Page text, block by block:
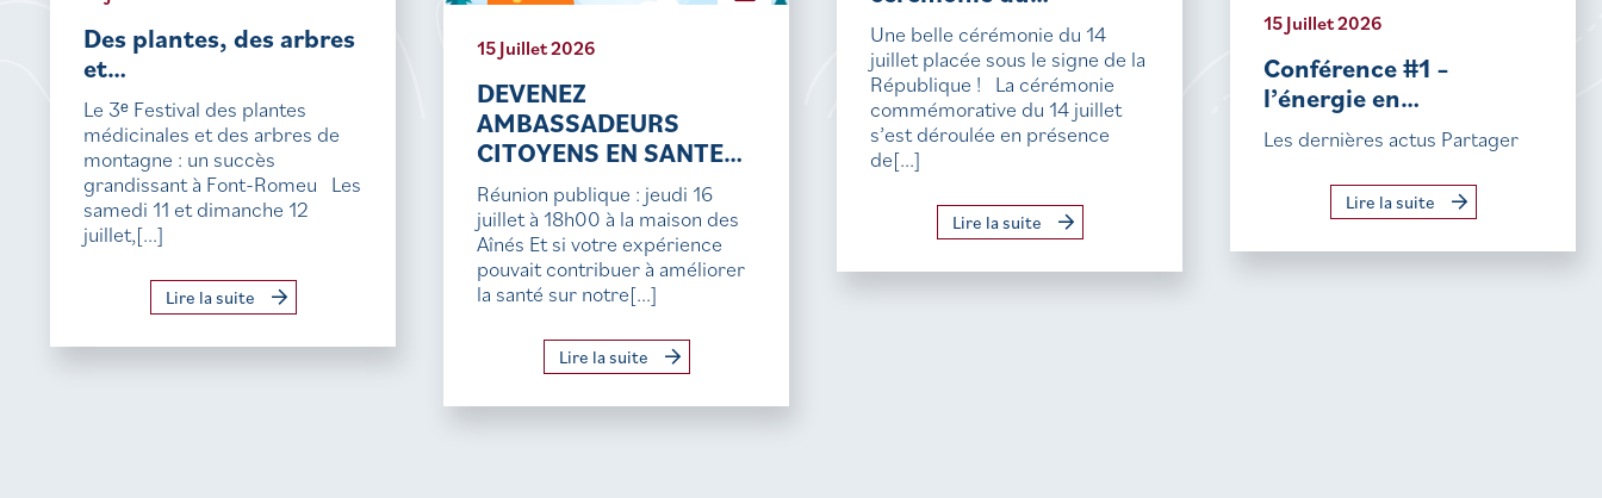
Une belle cérémonie du 14
juillet placée sous le signe de la
République ! La cérémonie
commémorative du 14 juillet
s’est déroulée en présence
de[...]
Lire la suite
Des plantes, des arbres
et…
Le 3ᵉ Festival des plantes
médicinales et des arbres de
montagne : un succès
grandissant à Font-Romeu Les
samedi 11 et dimanche 12
juillet,[...]
Lire la suite
15 Juillet 2026
Conférence #1 –
l’énergie en…
Les dernières actus Partager
Lire la suite
15 Juillet 2026
DEVENEZ
AMBASSADEURS
CITOYENS EN SANTE…
Réunion publique : jeudi 16
juillet à 18h00 à la maison des
Aînés Et si votre expérience
pouvait contribuer à améliorer
la santé sur notre[...]
Lire la suite